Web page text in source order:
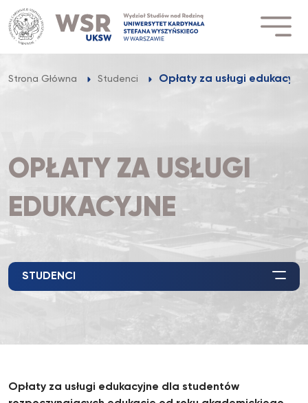
Przejdź
do
treści
Strona Główna Studenci Opłaty za usługi
OPŁATY ZA USŁUGI
EDUKACYJNE
STUDENCI
Opłaty za usługi edukacyjne dla studentów